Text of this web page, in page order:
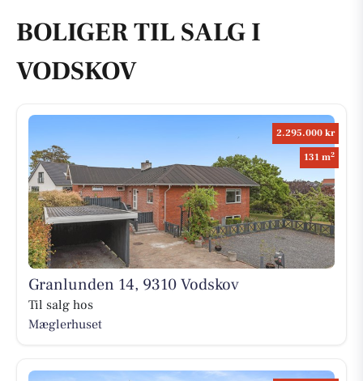
BOLIGER TIL SALG I
VODSKOV
2.295.000 kr
131 m2
Granlunden 14, 9310 Vodskov
Til salg hos
Mæglerhuset